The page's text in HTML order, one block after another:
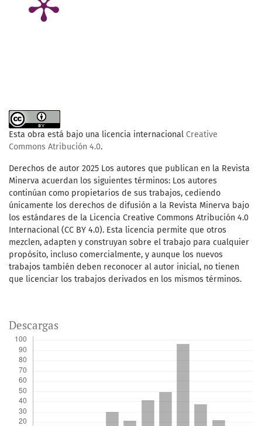
Esta obra está bajo una licencia internacional Creative
Commons Atribución 4.0.
Derechos de autor 2025 Los autores que publican en la Revista
Minerva acuerdan los siguientes términos: Los autores
continúan como propietarios de sus trabajos, cediendo
únicamente los derechos de difusión a la Revista Minerva bajo
los estándares de la Licencia Creative Commons Atribución 4.0
Internacional (CC BY 4.0). Esta licencia permite que otros
mezclen, adapten y construyan sobre el trabajo para cualquier
propósito, incluso comercialmente, y aunque los nuevos
trabajos también deben reconocer al autor inicial, no tienen
que licenciar los trabajos derivados en los mismos términos.
Descargas